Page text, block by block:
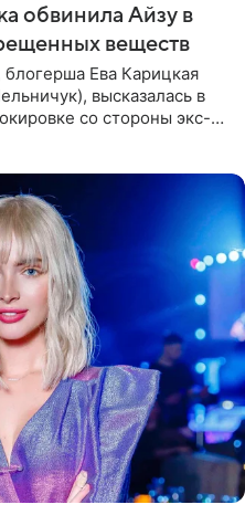
обвинила Айзу в
веществ
Ева Карицкая
высказалась в
со стороны экс-